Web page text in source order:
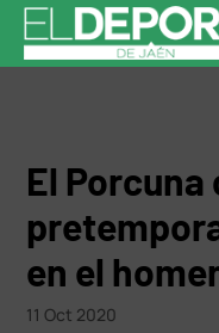
El Porcuna
en el
11 Oct 2020